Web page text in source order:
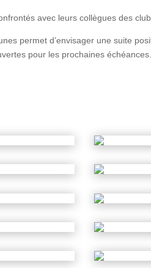
avec leurs collègues des
permet d’envisager une suite
pour les prochaines échéances.